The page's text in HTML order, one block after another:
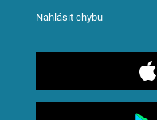
Nahlásit chybu